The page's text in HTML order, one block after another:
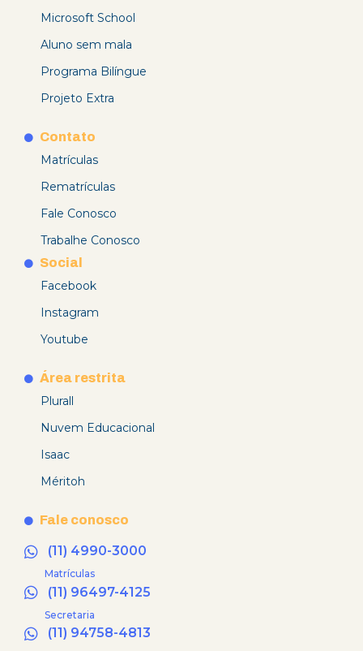
Microsoft School
Aluno sem mala
Programa Bilíngue
Projeto Extra
Contato
Matrículas
Rematrículas
Fale Conosco
Trabalhe Conosco
Social
Facebook
Instagram
Youtube
Área restrita
Plurall
Nuvem Educacional
Isaac
Méritoh
Fale conosco
(11) 4990-3000
Matrículas
(11) 96497-4125
Secretaria
(11) 94758-4813